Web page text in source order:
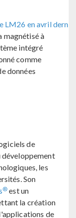
LM26 en avril
magnétisé à
intégré
comme
données
de
développement
les
Son
® est un
la création
de